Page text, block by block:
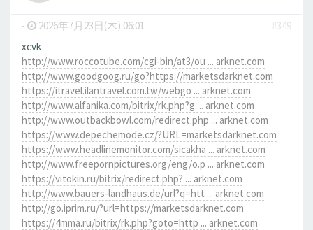
- 2026年7月23日(木) 06:01
#349
xcvk
http://www.roccotube.com/cgi-bin/at3/ou ... arknet.com
http://www.goodgoog.ru/go?https://marketsdarknet.com
https://itravel.ilantravel.com.tw/webgo ... arknet.com
http://www.alfanika.com/bitrix/rk.php?g ... arknet.com
http://www.outbackbowl.com/redirect.php ... arknet.com
https://www.depechemode.cz/?URL=marketsdarknet.com
https://www.headlinemonitor.com/sicakha ... arknet.com
http://www.freepornpictures.org/eng/o.p ... arknet.com
https://vitokin.ru/bitrix/redirect.php? ... arknet.com
http://www.bauers-landhaus.de/url?q=htt ... arknet.com
http://go.iprim.ru/?url=https://marketsdarknet.com
https://4mma.ru/bitrix/rk.php?goto=http ... arknet.com